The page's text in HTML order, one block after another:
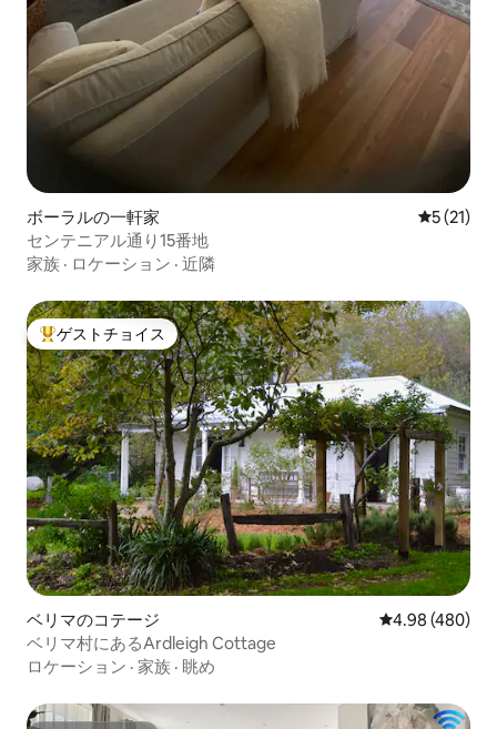
ボーラルの一軒家 レビュー
5 (21)
センテニアル通り15番地
家族 · ロケーション · 近隣
大好評のゲストチョイスです。
ゲストチョイス
ベリマのコテージ レビュー480
4.98 (480)
ベリマ村にあるArdleigh Cottage
ロケーション · 家族 · 眺め